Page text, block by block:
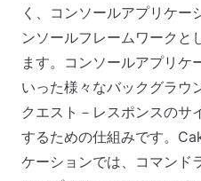
く、コンソールアプリケー
ンソールフレームワークと
ます。コンソールアプリケ
いった様々なバックグラウ
クエスト－レスポンスのサ
するための仕組みです。
ケーションでは、コマンド